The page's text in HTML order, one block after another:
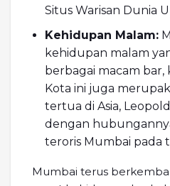
Situs Warisan Dunia
Kehidupan Malam:
kehidupan malam
berbagai macam bar,
Kota ini juga
tertua di Asia,
dengan
teroris Mumbai pada
Mumbai terus